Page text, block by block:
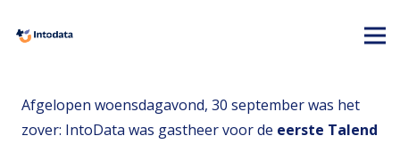
Afgelopen woensdagavond, 30 september was het
zover: IntoData was gastheer voor de eerste Talend